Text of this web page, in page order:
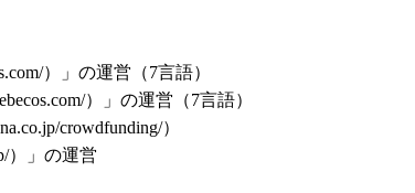
）」の運営（7言語）
）」の運営（7言語）
crowdfunding/）
）」の運営